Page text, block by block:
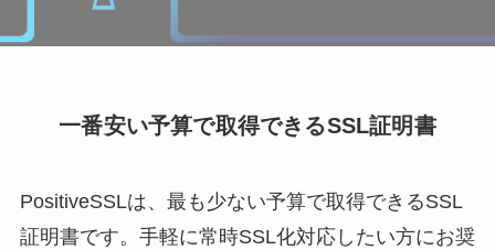
一番安い予算で取得できるSSL証明書
PositiveSSLは、最も少ない予算で取得できるSSL
証明書です。手軽に常時SSL化対応したい方にお奨